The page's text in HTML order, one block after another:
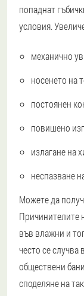
попаднат
условия.
механично
носенето на
постоянен
повишено
излагане на
неспазване
Можете да
Причинителите
във влажни и
често се
обществени
споделяне на